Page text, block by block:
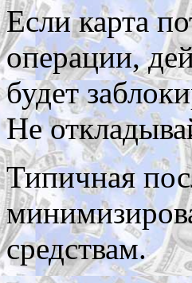
Если карта
операции,
будет
Не
Типичная
средствам.